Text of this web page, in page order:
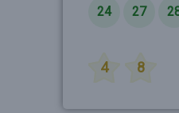
24 27
4 8